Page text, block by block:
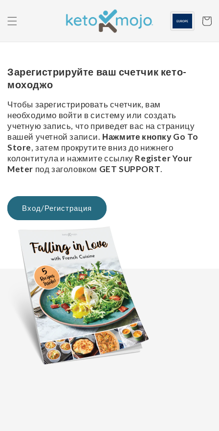
содержанию
Зарегистрируйте ваш счетчик кето-
моходжо
Чтобы зарегистрировать счетчик, вам
необходимо войти в систему или создать
учетную запись, что приведет вас на страницу
вашей учетной записи. Нажмите кнопку Go To
Store, затем прокрутите вниз до нижнего
колонтитула и нажмите ссылку Register Your
Meter под заголовком GET SUPPORT.
Вход/Регистрация